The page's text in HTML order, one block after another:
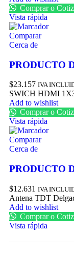
Comprar o
Vista rápida
Comparar
Cerca de
PRODUCTO
$23.157 IVA
SWICH HDMI
Add to wishlist
Comprar o
Vista rápida
Comparar
Cerca de
PRODUCTO
$12.631 IVA
Antena TDT
Add to wishlist
Comprar o
Vista rápida